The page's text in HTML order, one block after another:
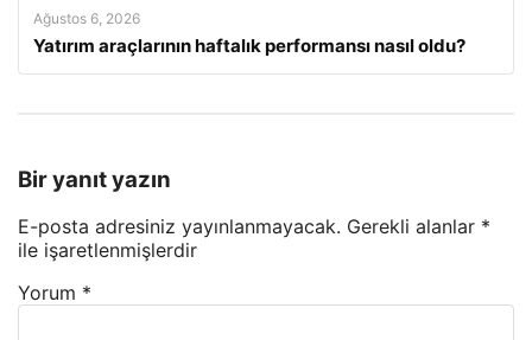
Ağustos 6, 2026
Yatırım araçlarının haftalık performansı nasıl oldu?
Bir yanıt yazın
E-posta adresiniz yayınlanmayacak. Gerekli alanlar *
ile işaretlenmişlerdir
Yorum *